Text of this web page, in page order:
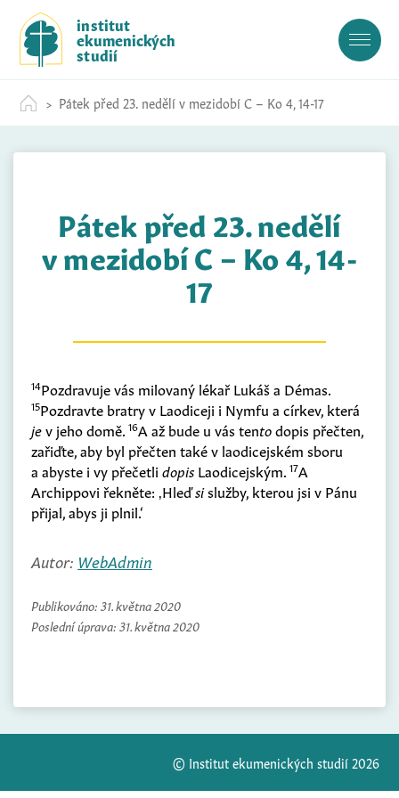
c
institut
ekumenických
studií
Pátek před 23. nedělí v mezidobí C – Ko 4, 14-17
Pátek před 23. nedělí
v mezidobí C – Ko 4, 14-
17
14Pozdravuje vás milovaný lékař Lukáš a Démas.
15Pozdravte bratry v Laodiceji i Nymfu a církev, která
jev jeho domě. 16A až bude u vás tentodopis přečten,
zařiďte, aby byl přečten také v laodicejském sboru
a abyste i vy přečetli dopis Laodicejským. 17A
Archippovi řekněte: ‚Hleďsislužby, kterou jsi v Pánu
přijal, abys ji plnil.‘
Autor: WebAdmin
Publikováno: 31. května 2020
Poslední úprava: 31. května 2020
© Institut ekumenických studií 2026